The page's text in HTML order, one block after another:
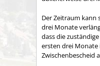
Der Zeitraum kann
drei Monate
dass die
ersten drei Monate
Zwischenbescheid